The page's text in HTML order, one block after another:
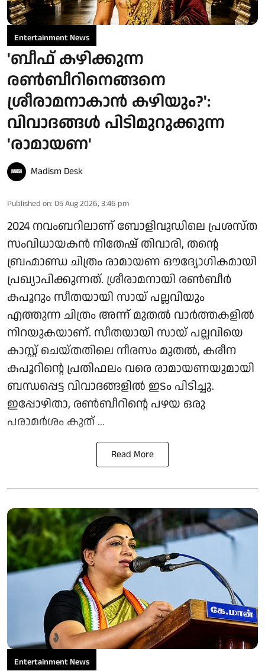
Entertainment News
'ബീഫ് കഴിക്കുന്ന
രൺബീറിനെങ്ങനെ
ശ്രീരാമനാകാൻ കഴിയും?':
വിവാദങ്ങൾ പിടിമുറുക്കുന്ന
'രാമായണ'
Madism Desk
Published on: 05 Aug 2026, 3:46 pm
2024 നവംബറിലാണ് ബോളിവുഡിലെ പ്രശസ്ത
സംവിധായകൻ നിതേഷ് തിവാരി, തന്റെ
ബ്രഹ്മാണ്ഡ ചിത്രം രാമായണ ഔദ്യോഗികമായി
പ്രഖ്യാപിക്കുന്നത്. ശ്രീരാമനായി രൺബീർ
കപൂറും സീതയായി സായ് പല്ലവിയും
എത്തുന്ന ചിത്രം അന്ന് മുതൽ വാർത്തകളിൽ
നിറയുകയാണ്. സീതയായി സായ് പല്ലവിയെ
കാസ്റ്റ് ചെയ്തതിലെ നീരസം മുതൽ, കരീന
കപൂറിന്റെ പ്രതിഫലം വരെ രാമായണയുമായി
ബന്ധപ്പെട്ട വിവാദങ്ങളിൽ ഇടം പിടിച്ചു.
ഇപ്പോഴിതാ, രൺബീറിന്റെ പഴയ ഒരു
പരാമർശം കുത് ...
Read More
Entertainment News